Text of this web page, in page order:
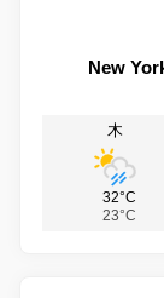
New
木
32°C
23°C